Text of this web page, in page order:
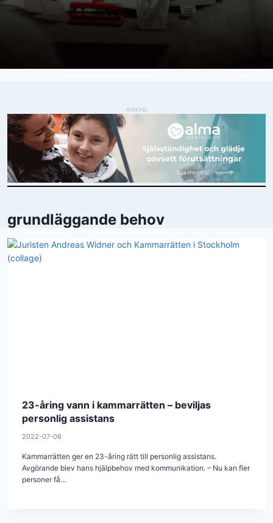
ANNONS
grundläggande behov
23-åring vann i kammarrätten – beviljas
personlig assistans
2022-07-08
Kammarrätten ger en 23-åring rätt till personlig assistans.
Avgörande blev hans hjälpbehov med kommunikation. – Nu kan fler
personer få…